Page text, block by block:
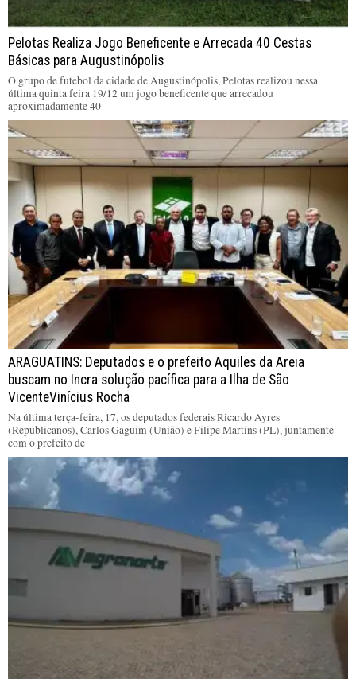
Pelotas Realiza Jogo Beneficente e Arrecada 40 Cestas
Básicas para Augustinópolis
O grupo de futebol da cidade de Augustinópolis, Pelotas realizou nessa
última quinta feira 19/12 um jogo beneficente que arrecadou
aproximadamente 40
ARAGUATINS: Deputados e o prefeito Aquiles da Areia
buscam no Incra solução pacífica para a Ilha de São
VicenteVinícius Rocha
Na última terça-feira, 17, os deputados federais Ricardo Ayres
(Republicanos), Carlos Gaguim (União) e Filipe Martins (PL), juntamente
com o prefeito de